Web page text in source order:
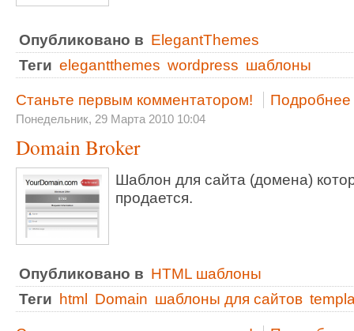
Опубликовано в ElegantThemes
Теги elegantthemes wordpress шаблоны
Станьте первым комментатором! Подробнее
Понедельник, 29 Марта 2010 10:04
Domain Broker
Шаблон для сайта (домена)
продается.
Опубликовано в HTML шаблоны
Теги html Domain шаблоны для сайтов